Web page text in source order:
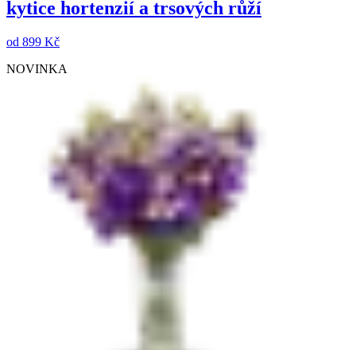
kytice hortenzií a trsových růží
od 899 Kč
NOVINKA